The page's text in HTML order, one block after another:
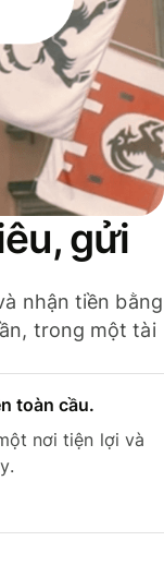
gửi
nhận tiền bằng
trong một tài
toàn cầu.
nơi tiện lợi và